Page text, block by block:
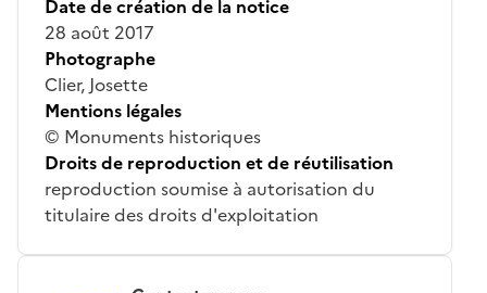
Date de création de la notice
28 août 2017
Photographe
Clier, Josette
Mentions légales
© Monuments historiques
Droits de reproduction et de réutilisation
reproduction soumise à autorisation du
titulaire des droits d'exploitation